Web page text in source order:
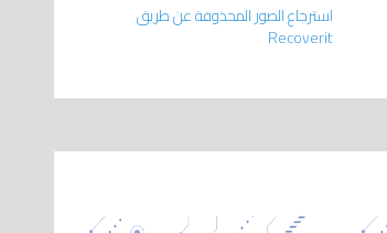
استرجاع الصور المحذوفة عن طريق
Recoverit